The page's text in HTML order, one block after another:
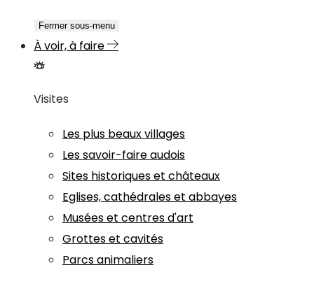
Fermer sous-menu
À voir, à faire
Visites
Les plus beaux villages
Les savoir-faire audois
Sites historiques et châteaux
Eglises, cathédrales et abbayes
Musées et centres d'art
Grottes et cavités
Parcs animaliers